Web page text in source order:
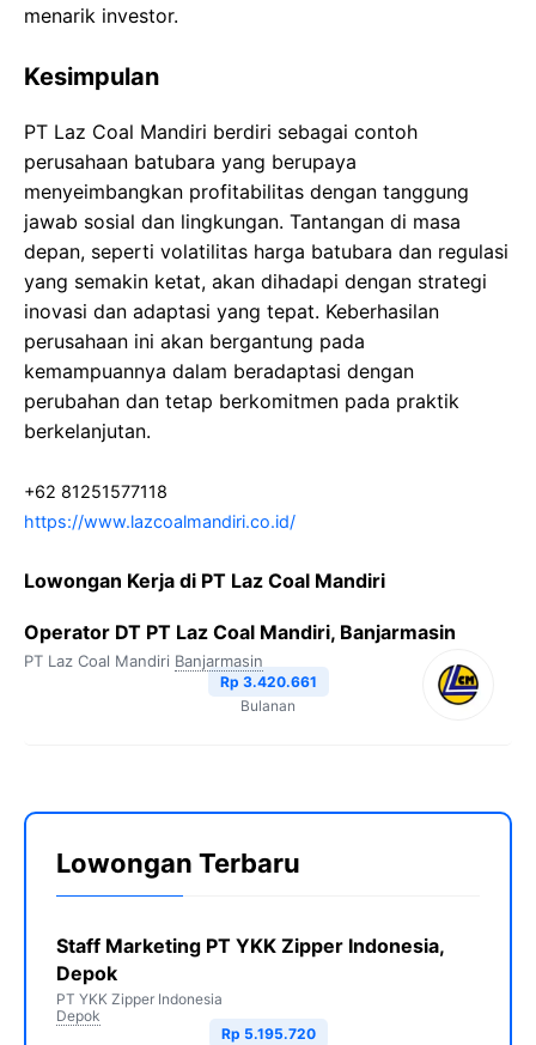
menarik investor.
Kesimpulan
PT Laz Coal Mandiri berdiri sebagai contoh
perusahaan batubara yang berupaya
menyeimbangkan profitabilitas dengan tanggung
jawab sosial dan lingkungan. Tantangan di masa
depan, seperti volatilitas harga batubara dan regulasi
yang semakin ketat, akan dihadapi dengan strategi
inovasi dan adaptasi yang tepat. Keberhasilan
perusahaan ini akan bergantung pada
kemampuannya dalam beradaptasi dengan
perubahan dan tetap berkomitmen pada praktik
berkelanjutan.
+62 81251577118
https://www.lazcoalmandiri.co.id/
Lowongan Kerja di PT Laz Coal Mandiri
Operator DT PT Laz Coal Mandiri, Banjarmasin
PT Laz Coal Mandiri Banjarmasin
Rp 3.420.661
Bulanan
Lowongan Terbaru
Staff Marketing PT YKK Zipper Indonesia,
Depok
PT YKK Zipper Indonesia
Depok
Rp 5.195.720